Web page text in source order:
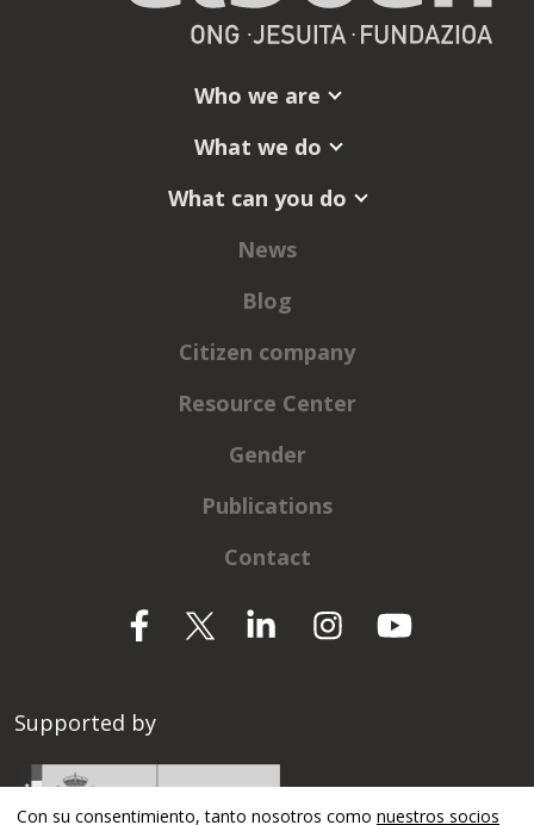
Who we are
What we do
What can you do
News
Blog
Citizen company
Resource Center
Gender
Publications
Contact
Supported by
Con su consentimiento, tanto nosotros como nuestros socios